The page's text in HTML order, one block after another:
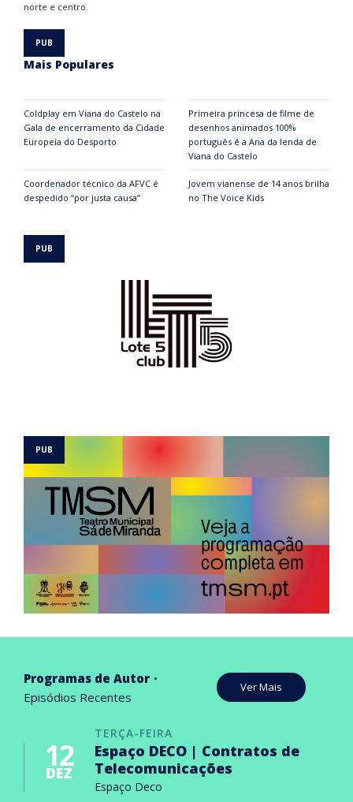
norte e centro.
Mais Populares
Coldplay em Viana do Castelo na
Gala de encerramento da Cidade
Europeia do Desporto
Primeira princesa de filme de
desenhos animados 100%
português é a Ana da lenda de
Viana do Castelo
Coordenador técnico da AFVC é
despedido “por justa causa”
Jovem vianense de 14 anos brilha
no The Voice Kids
Programas de Autor
Episódios Recentes
Ver Mais
TERÇA-FEIRA
12
DEZ
Espaço DECO | Contratos de
Telecomunicações
Espaço Deco